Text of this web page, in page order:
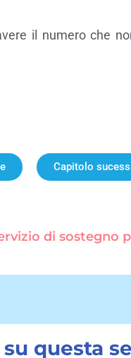
il numero che
Capitolo
di sostegno
questa